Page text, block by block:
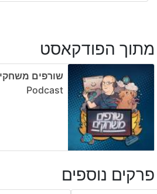
מתוך הפודקאסט
Podcast
פרקים נוספים